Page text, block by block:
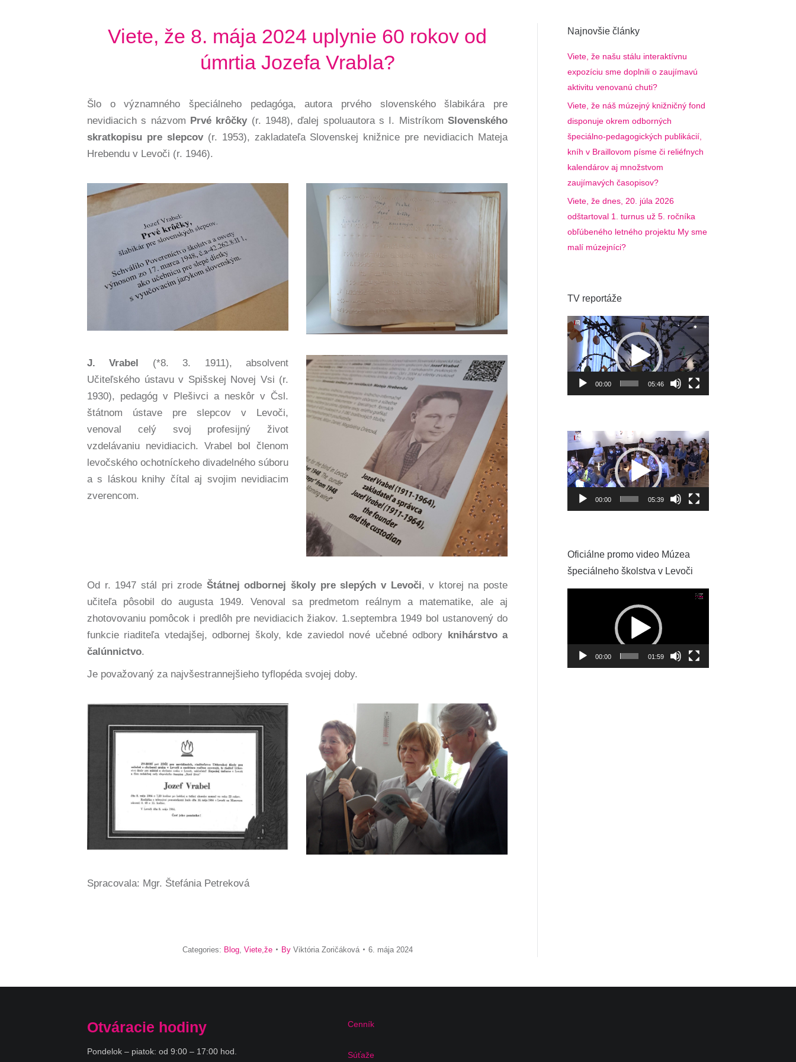
Viete, že 8. mája 2024 uplynie 60 rokov od
úmrtia Jozefa Vrabla?
Šlo o významného špeciálneho pedagóga, autora prvého slovenského šlabikára pre
nevidiacich s názvom Prvé krôčky(r. 1948), ďalej spoluautora s I. MistríkomSlovenského
skratkopisu pre slepcov(r. 1953), zakladateľa Slovenskej knižnice pre nevidiacich Mateja
Hrebendu v Levoči (r. 1946).
J. Vrabel (*8. 3. 1911), absolvent
Učiteľského ústavu v Spišskej Novej Vsi (r.
1930), pedagóg v Plešivci a neskôr v Čsl.
štátnom ústave pre slepcov v Levoči,
venoval celý svoj profesijný život
vzdelávaniu nevidiacich. Vrabel bol členom
levočského ochotníckeho divadelného súboru
a s láskou knihy čítal aj svojim nevidiacim
zverencom.
Od r. 1947 stál pri zrode Štátnej odbornej školy pre slepých v Levoči, v ktorej na poste
učiteľa pôsobil do augusta 1949. Venoval sa predmetom reálnym a matematike, ale aj
zhotovovaniu pomôcok i predlôh pre nevidiacich žiakov. 1.septembra 1949 bol ustanovený do
funkcie riaditeľa vtedajšej, odbornej školy, kde zaviedol nové učebné odbory knihárstvo a
čalúnnictvo.
Je považovaný za najvšestrannejšieho tyflopéda svojej doby.
Spracovala: Mgr. Štefánia Petreková
Categories: Blog, Viete,že By Viktória Zoričáková 6. mája 2024
Najnovšie články
Viete, že našu stálu interaktívnu
expozíciu sme doplnili o zaujímavú
aktivitu venovanú chuti?
Viete, že náš múzejný knižničný fond
disponuje okrem odborných
špeciálno-pedagogických publikácií,
kníh v Braillovom písme či reliéfnych
kalendárov aj množstvom
zaujímavých časopisov?
Viete, že dnes, 20. júla 2026
odštartoval 1. turnus už 5. ročníka
obľúbeného letného projektu My sme
malí múzejníci?
TV reportáže
Video
prehrávač
00:00 05:46
Video
prehrávač
00:00 05:39
Oficiálne promo video Múzea
špeciálneho školstva v Levoči
00:00 01:59
Otváracie hodiny
Pondelok – piatok: od 9:00 – 17:00 hod.
Cenník
Súťaže